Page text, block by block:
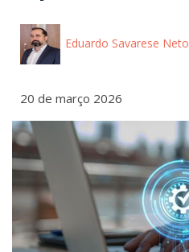
Eduardo Savarese Neto
20 de março 2026